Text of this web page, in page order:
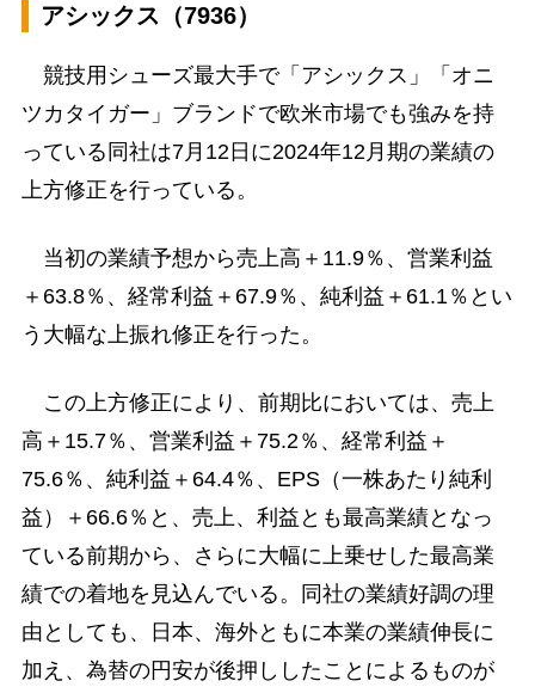
アシックス（7936）
競技用シューズ最大手で「アシックス」「オニ
ツカタイガー」ブランドで欧米市場でも強みを持
っている同社は7月12日に2024年12月期の業績の
上方修正を行っている。
当初の業績予想から売上高＋11.9％、営業利益
＋63.8％、経常利益＋67.9％、純利益＋61.1％とい
う大幅な上振れ修正を行った。
この上方修正により、前期比においては、売上
高＋15.7％、営業利益＋75.2％、経常利益＋
75.6％、純利益＋64.4％、EPS（一株あたり純利
益）＋66.6％と、売上、利益とも最高業績となっ
ている前期から、さらに大幅に上乗せした最高業
績での着地を見込んでいる。同社の業績好調の理
由としても、日本、海外ともに本業の業績伸長に
加え、為替の円安が後押ししたことによるものが